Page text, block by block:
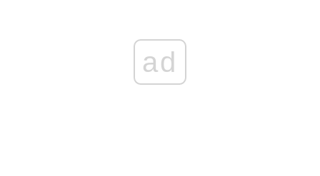
ad